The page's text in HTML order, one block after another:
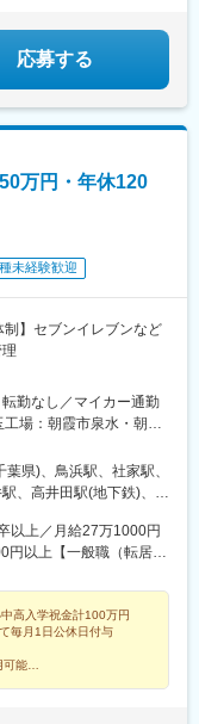
和光市駅、新狭山駅、
駅、東岩槻駅、三郷中
葉県)、大森駅(東京
駅、東武練馬駅、西調布
中田駅(神奈川県)、相武
駅、大場駅、三島二日
菊川駅(静岡県)、常葉大
、愛知大学前駅、大門
駅(愛知県)、南栄駅、
妙興寺駅、尾張一宮
張瀬戸駅、名古屋大学
ニモ)、味美駅(名鉄
岐市駅、桜駅(三重県)、
駅、桔梗が丘駅、関駅
(地下鉄)、八尾南駅、総
槻市駅、富雄駅、山瀬
川駅、昭和町駅(香川
度津駅、栗熊駅、観音
之江駅、東比恵駅、新飯
応募する
万円・年休120
未経験歓迎
制】セブンイレブンなど
勤なし／マイカー通勤
場：朝霞市泉水・朝霞
芳野台〇千葉県・千葉
場：横浜市金沢区・神
：郡山市安積〇宮城
町〇静岡県・東海工
府東大阪市高井田中〇
町・北九州工場：北九
港川★U・Iターン歓迎
県)、鳥浜駅、社家駅、
、高井田駅(地下鉄)、ケ
以上／月給27万1000円
円以上【一般職（転居を
験・能力などを考慮の
う異動が発生する場合
当（時間外手当は全額
／月給23万6100円以上■
高入学祝金計100万円
毎月1日公休日付与
可能